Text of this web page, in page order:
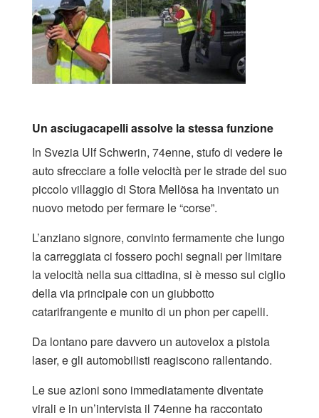
Un asciugacapelli assolve la stessa funzione
In Svezia Ulf Schwerin, 74enne, stufo di vedere le
auto sfrecciare a folle velocità per le strade del suo
piccolo villaggio di Stora Mellösa ha inventato un
nuovo metodo per fermare le “corse”.
L’anziano signore, convinto fermamente che lungo
la carreggiata ci fossero pochi segnali per limitare
la velocità nella sua cittadina, si è messo sul ciglio
della via principale con un giubbotto
catarifrangente e munito di un phon percapelli.
Da lontano pare davvero un autovelox a pistola
laser, e gli automobilisti reagiscono rallentando.
Le sue azioni sono immediatamente diventate
virali e in un’intervista il 74enne ha raccontato